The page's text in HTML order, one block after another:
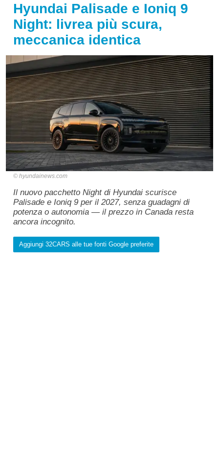
Hyundai Palisade e Ioniq 9
Night: livrea più scura,
meccanica identica
hyundainews.com
Il nuovo pacchetto Night di Hyundai scurisce
Palisade e Ioniq 9 per il 2027, senza guadagni di
potenza o autonomia — il prezzo in Canada resta
ancora incognito.
Aggiungi 32CARS alle tue fonti Google preferite